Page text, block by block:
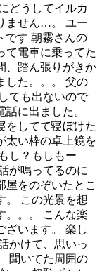
どうしてイルカ
ません…。 ユー
です 朝霧さんの
て電車に乗ってた
、踏ん張りがきか
した。。。 父の
ても出ないので
に出ました。
をしてて寝ぼけた
太い枠の卓上鏡を
し？もしもー
が鳴ってるのに
屋をのぞいたとこ
。 この光景を想
。。。 こんな楽
ざいます。 楽し
かけて、思いっ
聞いてた周囲の